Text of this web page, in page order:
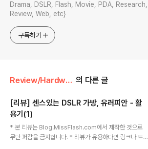
Drama, DSLR, Flash, Movie, PDA, Research,
Review, Web, etc}
구독하기
Review/Hardware 의 다른 글
[리뷰] 센스있는 DSLR 가방, 유러피안 - 활
용기(1)
* 본 리뷰는 Blog.MissFlash.com에서 제작한 것으로
무단 퍼감을 금지합니다. * 리뷰가 유용하다면 링크나 트랙